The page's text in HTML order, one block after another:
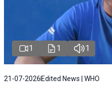
1 1 1
21-07-2026 Edited News | WHO